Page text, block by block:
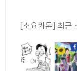
[소요카툰] 최근